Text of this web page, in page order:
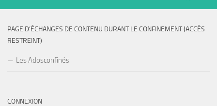
PAGE D’ÉCHANGES DE CONTENU DURANT LE CONFINEMENT (ACCÈS
RESTREINT)
Les Adosconfinés
CONNEXION